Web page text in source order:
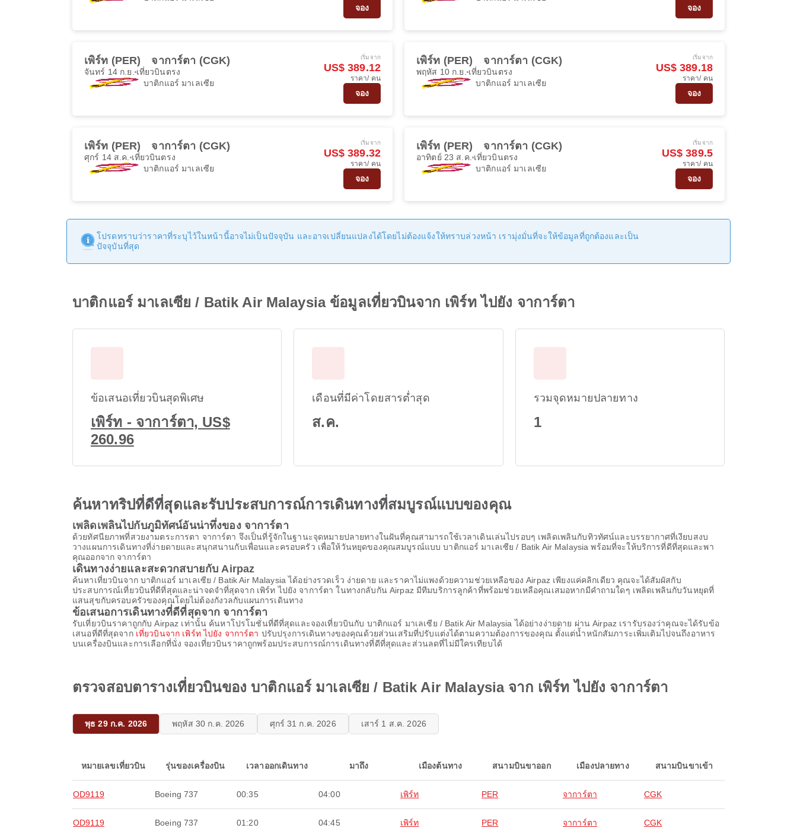
จอง จอง
เพิร์ท (PER) จาการ์ตา (CGK)
จันทร์ 14 ก.ย. เที่ยวบินตรง
บาติกแอร์ มาเลเซีย
เริ่มจาก
US$ 389.12
ราคา/ คน
จอง
เพิร์ท (PER) จาการ์ตา (CGK)
พฤหัส 10 ก.ย. เที่ยวบินตรง
บาติกแอร์ มาเลเซีย
เริ่มจาก
US$ 389.18
ราคา/ คน
จอง
เพิร์ท (PER) จาการ์ตา (CGK)
ศุกร์ 14 ส.ค. เที่ยวบินตรง
บาติกแอร์ มาเลเซีย
เริ่มจาก
US$ 389.32
ราคา/ คน
จอง
เพิร์ท (PER) จาการ์ตา (CGK)
อาทิตย์ 23 ส.ค. เที่ยวบินตรง
บาติกแอร์ มาเลเซีย
เริ่มจาก
US$ 389.5
ราคา/ คน
จอง
โปรดทราบว่าราคาที่ระบุไว้ในหน้านี้อาจไม่เป็นปัจจุบัน และอาจเปลี่ยนแปลงได้โดยไม่ต้องแจ้งให้ทราบล่วงหน้า เรามุ่งมั่นที่จะให้ข้อมูลที่ถูกต้องและเป็น
ปัจจุบันที่สุด
บาติกแอร์ มาเลเซีย / Batik Air Malaysia ข้อมูลเที่ยวบินจาก เพิร์ท ไปยัง จาการ์ตา
ข้อเสนอเที่ยวบินสุดพิเศษ
เพิร์ท - จาการ์ตา, US$
260.96
เดือนที่มีค่าโดยสารต่ำสุด
ส.ค.
รวมจุดหมายปลายทาง
1
ค้นหาทริปที่ดีที่สุดและรับประสบการณ์การเดินทางที่สมบูรณ์แบบของคุณ
เพลิดเพลินไปกับภูมิทัศน์อันน่าทึ่งของ จาการ์ตา
ด้วยทัศนียภาพที่สวยงามตระการตา จาการ์ตา จึงเป็นที่รู้จักในฐานะจุดหมายปลายทางในฝันที่คุณสามารถใช้เวลาเดินเล่นไปรอบๆ เพลิดเพลินกับทิวทัศน์และบรรยากาศที่เงียบสงบ
วางแผนการเดินทางที่ง่ายดายและสนุกสนานกับเพื่อนและครอบครัว เพื่อให้วันหยุดของคุณสมบูรณ์แบบ บาติกแอร์ มาเลเซีย / Batik Air Malaysia พร้อมที่จะให้บริการที่ดีที่สุดและพา
คุณออกจาก จาการ์ตา
เดินทางง่ายและสะดวกสบายกับ Airpaz
ค้นหาเที่ยวบินจาก บาติกแอร์ มาเลเซีย / Batik Air Malaysia ได้อย่างรวดเร็ว ง่ายดาย และราคาไม่แพงด้วยความช่วยเหลือของ Airpaz เพียงแค่คลิกเดียว คุณจะได้สัมผัสกับ
ประสบการณ์เที่ยวบินที่ดีที่สุดและน่าจดจำที่สุดจาก เพิร์ท ไปยัง จาการ์ตา ในทางกลับกัน Airpaz มีทีมบริการลูกค้าที่พร้อมช่วยเหลือคุณเสมอหากมีคำถามใดๆ เพลิดเพลินกับวันหยุดที่
แสนสุขกับครอบครัวของคุณโดยไม่ต้องกังวลกับแผนการเดินทาง
ข้อเสนอการเดินทางที่ดีที่สุดจาก จาการ์ตา
รับเที่ยวบินราคาถูกกับ Airpaz เท่านั้น ค้นหาโปรโมชั่นที่ดีที่สุดและจองเที่ยวบินกับ บาติกแอร์ มาเลเซีย / Batik Air Malaysia ได้อย่างง่ายดาย ผ่าน Airpaz เรารับรองว่าคุณจะได้รับข้อ
เสนอที่ดีที่สุดจาก เที่ยวบินจาก เพิร์ท ไปยัง จาการ์ตา ปรับปรุงการเดินทางของคุณด้วยส่วนเสริมที่ปรับแต่งได้ตามความต้องการของคุณ ตั้งแต่น้ำหนักสัมภาระเพิ่มเติมไปจนถึงอาหาร
บนเครื่องบินและการเลือกที่นั่ง จองเที่ยวบินราคาถูกพร้อมประสบการณ์การเดินทางที่ดีที่สุดและส่วนลดที่ไม่มีใครเทียบได้
ตรวจสอบตารางเที่ยวบินของ บาติกแอร์ มาเลเซีย / Batik Air Malaysia จาก เพิร์ท ไปยัง จาการ์ตา
พุธ 29 ก.ค. 2026 พฤหัส 30 ก.ค. 2026 ศุกร์ 31 ก.ค. 2026 เสาร์ 1 ส.ค. 2026
หมายเลขเที่ยวบิน รุ่นของเครื่องบิน เวลาออกเดินทาง มาถึง เมืองต้นทาง สนามบินขาออก เมืองปลายทาง สนามบินขาเข้า
OD9119 Boeing 737 00:35 04:00 เพิร์ท PER จาการ์ตา CGK
OD9119 Boeing 737 01:20 04:45 เพิร์ท PER จาการ์ตา CGK